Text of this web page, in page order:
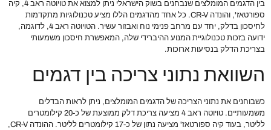
בין הדגמים המומלצים שנבחנים בשוק הישראלי ניתן למצוא את טויוטה ראב 4, קיה
ספורטאז', והונדה CR-V. כל אחד מהדגמים הללו מציע טכנולוגיות מתקדמות
לחיסכון בדלק, יחד עם מרחב פנימי נוח ואבזור עשיר. הטויוטה ראב 4, לדוגמה,
ידועה בזכות טכנולוגיית המנוע ההיברידי שלה, המאפשרת חיסכון משמעותי
בצריכת הדלק בנסיעות ארוכות.
השוואת נתוני צריכה בין דגמים
כשבוחנים את נתוני הצריכה של הדגמים המומלצים, ניתן לראות הבדלים
משמעותיים. טויוטה ראב 4 מציעה צריכת דלק ממוצעת של כ-20 קילומטרים
לליטר, בעוד קיה ספורטאז' מציעה נתון של כ-17 קילומטרים לליטר. ההונדה CR-V,